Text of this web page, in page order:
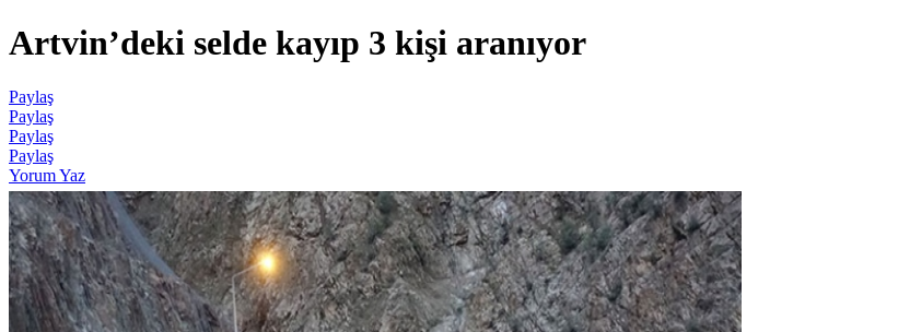
Artvin’deki selde kayıp 3 kişi aranıyor
Paylaş
Paylaş
Paylaş
Paylaş
Yorum Yaz